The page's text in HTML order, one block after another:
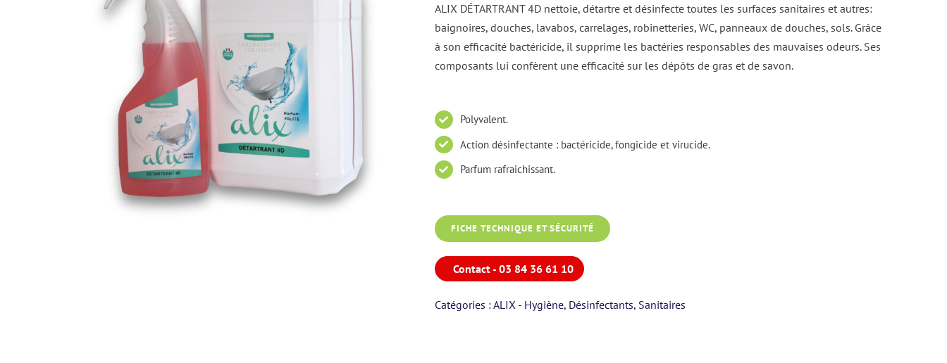
ALIX DÉTARTRANT 4D nettoie, détartre et désinfecte toutes les surfaces sanitaires et autres:
baignoires, douches, lavabos, carrelages, robinetteries, WC, panneaux de douches, sols. Grâce
à son efficacité bactéricide, il supprime les bactéries responsables des mauvaises odeurs. Ses
composants lui confèrent une efficacité sur les dépôts de gras et de savon.
Polyvalent.
Action désinfectante : bactéricide, fongicide et virucide.
Parfum rafraichissant.
FICHE TECHNIQUE ET SÉCURITÉ
Contact - 03 84 36 61 10
Catégories :ALIX - Hygiène, Désinfectants, Sanitaires